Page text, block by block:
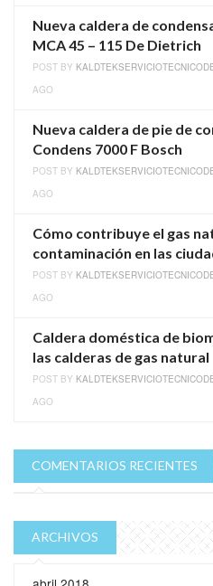
Nueva caldera de
MCA 45 – 115 De Dietrich
POST BY
AGO
Nueva caldera de pie de
Condens 7000 F Bosch
POST BY
AGO
Cómo contribuye el gas
contaminación en las
POST BY
AGO
Caldera doméstica de
las calderas de gas natural
POST BY
AGO
COMENTARIOS RECIENTES
ARCHIVOS